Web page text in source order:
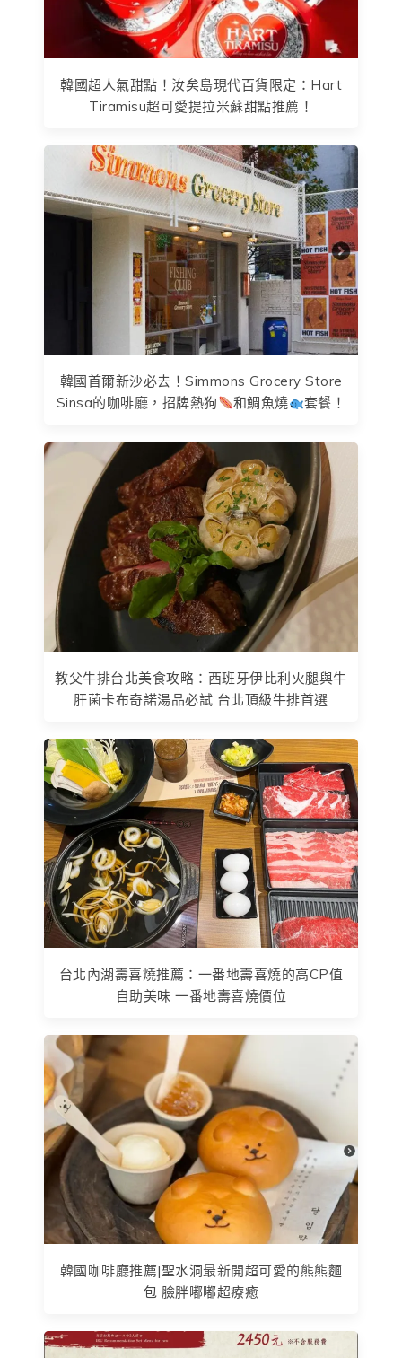
韓國超人氣甜點！汝矣島現代百貨限定：Hart
Tiramisu超可愛提拉米蘇甜點推薦！
韓國首爾新沙必去！Simmons Grocery Store
Sinsa的咖啡廳，招牌熱狗
和鯛魚燒 套餐！
教父牛排台北美食攻略：西班牙伊比利火腿與牛
肝菌卡布奇諾湯品必試 台北頂級牛排首選
台北內湖壽喜燒推薦：一番地壽喜燒的高CP值
自助美味 一番地壽喜燒價位
韓國咖啡廳推薦|聖水洞最新開超可愛的熊熊麵
包 臉胖嘟嘟超療癒